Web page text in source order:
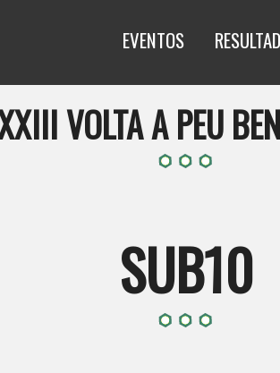
EVENTOS
VOLTA A PEU
SUB10